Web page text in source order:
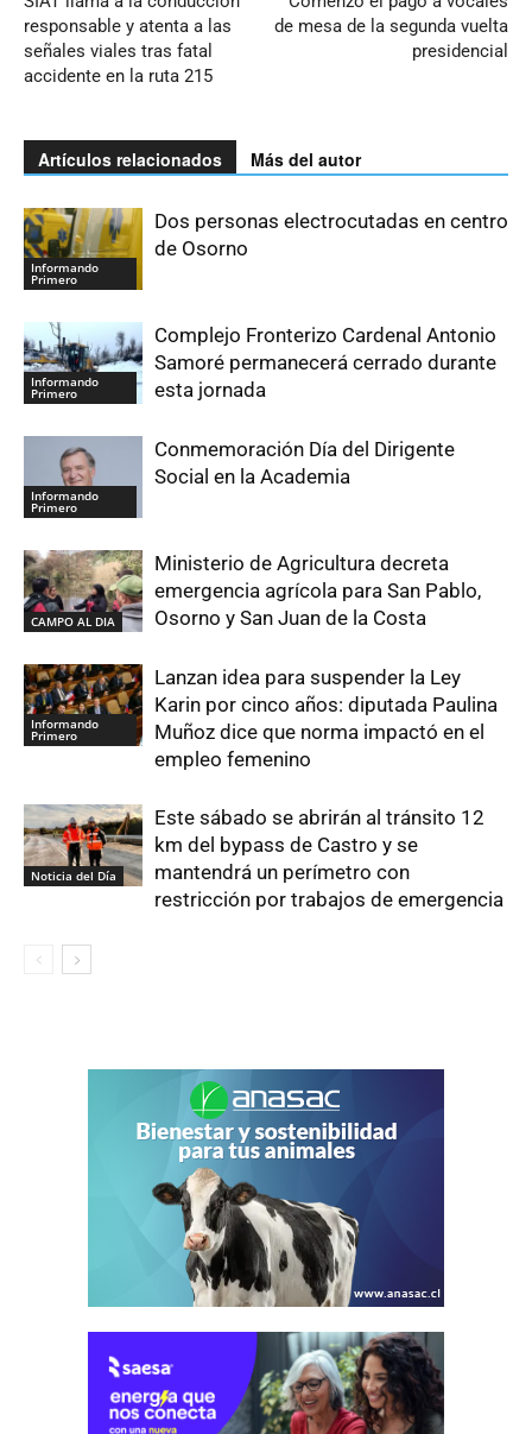
responsable y atenta a las
señales viales tras fatal
accidente en la ruta 215
de mesa de la segunda vuelta
presidencial
Artículos relacionados Más del autor
Informando
Primero
Dos personas electrocutadas en centro
de Osorno
Informando
Primero
Complejo Fronterizo Cardenal Antonio
Samoré permanecerá cerrado durante
esta jornada
Informando
Primero
Conmemoración Día del Dirigente
Social en la Academia
CAMPO AL DIA
Ministerio de Agricultura decreta
emergencia agrícola para San Pablo,
Osorno y San Juan de la Costa
Informando
Primero
Lanzan idea para suspender la Ley
Karin por cinco años: diputada Paulina
Muñoz dice que norma impactó en el
empleo femenino
Noticia del Día
Este sábado se abrirán al tránsito 12
km del bypass de Castro y se
mantendrá un perímetro con
restricción por trabajos de emergencia